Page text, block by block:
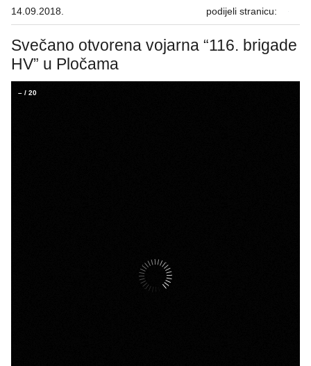
14.09.2018. podijeli stranicu:
Svečano otvorena vojarna “116. brigade
HV” u Pločama
– / 20